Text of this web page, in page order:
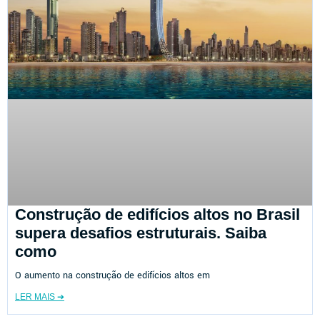
Construção de edifícios altos no Brasil
supera desafios estruturais. Saiba
como
O aumento na construção de edifícios altos em
LER MAIS ➔